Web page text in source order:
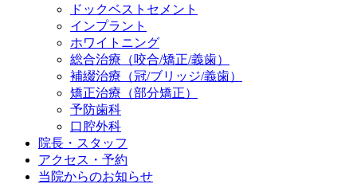
ドックベストセメント
インプラント
ホワイトニング
総合治療（咬合/矯正/義歯）
補綴治療（冠/ブリッジ/義歯）
矯正治療（部分矯正）
予防歯科
口腔外科
院長・スタッフ
アクセス・予約
当院からのお知らせ